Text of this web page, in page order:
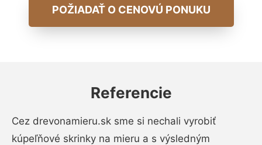
POŽIADAŤ O CENOVÚ PONUKU
Referencie
Cez drevonamieru.sk sme si nechali vyrobiť
kúpeľňové skrinky na mieru a s výsledným